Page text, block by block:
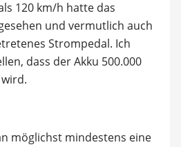
120 km/h hatte das
und vermutlich auch
Strompedal. Ich
dass der Akku 500.000
möglichst mindestens eine